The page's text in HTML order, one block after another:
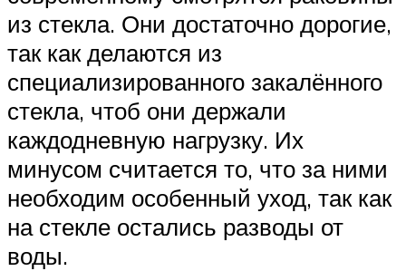
из стекла. Они достаточно дорогие,
так как делаются из
специализированного закалённого
стекла, чтоб они держали
каждодневную нагрузку. Их
минусом считается то, что за ними
необходим особенный уход, так как
на стекле остались разводы от
воды.